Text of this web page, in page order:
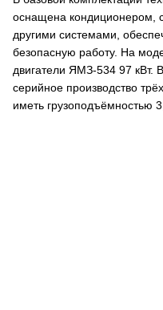
оснащена кондиционером,
другими системами,
безопасную работу. На
двигатели ЯМЗ-534 97 кВт.
серийное производство
иметь грузоподъёмностью